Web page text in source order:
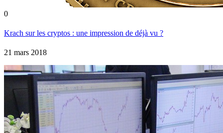
0
Krach sur les cryptos : une impression de déjà vu ?
21 mars 2018